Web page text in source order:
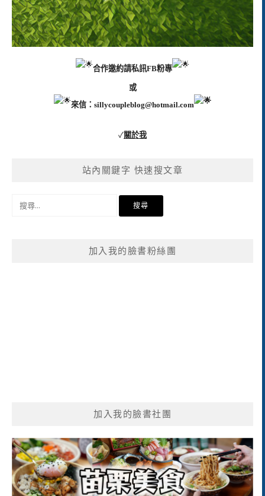
合作邀約請私訊FB粉專
或
來信： sillycoupleblog@hotmail.com
✓關於我
站內關鍵字 快速搜文章
加入我的臉書粉絲團
加入我的臉書社團